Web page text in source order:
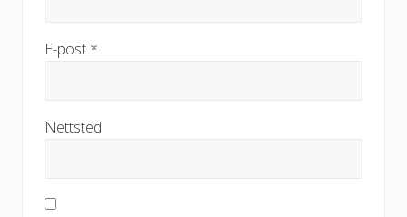
E-post *
Nettsted